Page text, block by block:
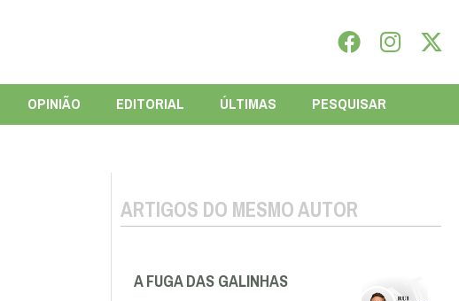
OPINIÃO EDITORIAL ÚLTIMAS PESQUISAR
ARTIGOS DO MESMO AUTOR
A FUGA DAS GALINHAS